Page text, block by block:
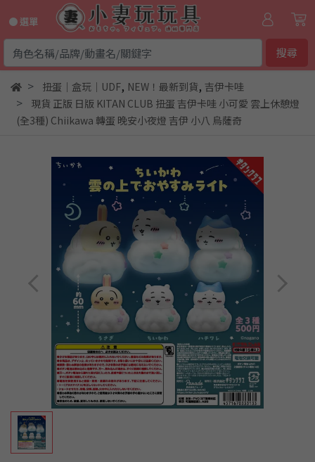
● 選單
搜尋
扭蛋｜盒玩｜UDF, NEW！最新到貨, 吉伊卡哇
現貨 正版 日版 KITAN CLUB 扭蛋 吉伊卡哇 小可愛 雲上休憩燈
(全3種) Chiikawa 轉蛋 晚安小夜燈 吉伊 小八 烏薩奇